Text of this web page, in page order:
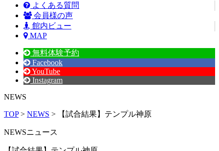
よくある質問
会員様の声
館内ビュー
MAP
無料体験予約
Facebook
YouTube
Instagram
NEWS
TOP> NEWS > 【試合結果】テンプル神原
NEWSニュース